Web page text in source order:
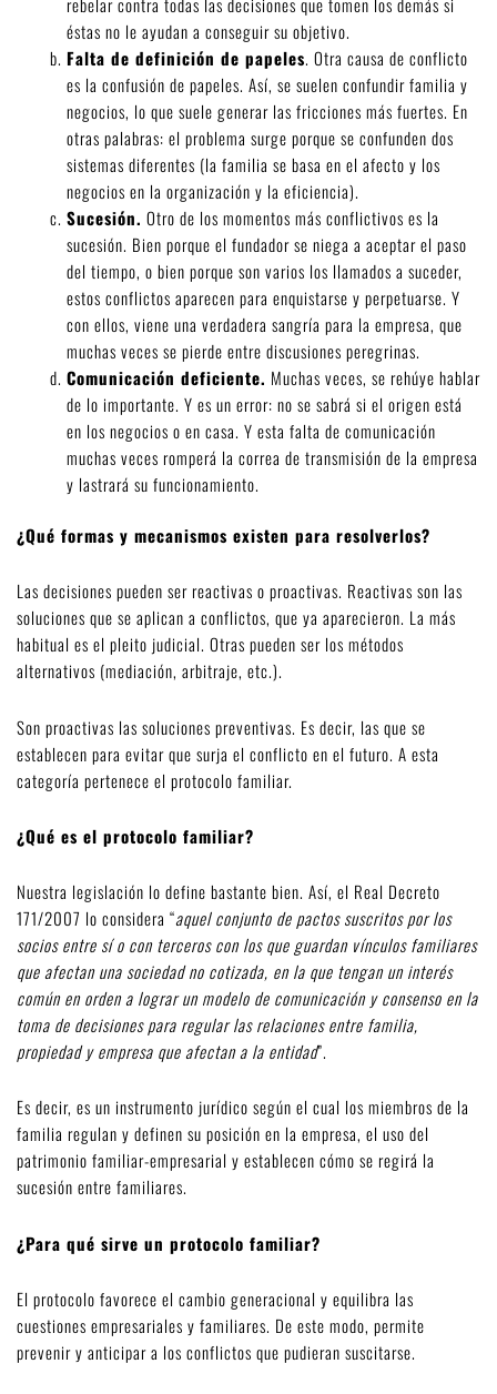
éstas no le ayudan a conseguir su objetivo.
Falta de definición de papeles. Otra causa de conflicto
es la confusión de papeles. Así, se suelen confundir familia y
negocios, lo que suele generar las fricciones más fuertes. En
otras palabras: el problema surge porque se confunden dos
sistemas diferentes (la familia se basa en el afecto y los
negocios en la organización y la eficiencia).
Sucesión. Otro de los momentos más conflictivos es la
sucesión. Bien porque el fundador se niega a aceptar el paso
del tiempo, o bien porque son varios los llamados a suceder,
estos conflictos aparecen para enquistarse y perpetuarse. Y
con ellos, viene una verdadera sangría para la empresa, que
muchas veces se pierde entre discusiones peregrinas.
Comunicación deficiente. Muchas veces, se rehúye hablar
de lo importante. Y es un error: no se sabrá si el origen está
en los negocios o en casa. Y esta falta de comunicación
muchas veces romperá la correa de transmisión de la empresa
y lastrará su funcionamiento.
¿Qué formas y mecanismos existen para resolverlos?
Las decisiones pueden ser reactivas o proactivas. Reactivas son las
soluciones que se aplican a conflictos, que ya aparecieron. La más
habitual es el pleito judicial. Otras pueden ser los métodos
alternativos (mediación, arbitraje, etc.).
Son proactivas las soluciones preventivas. Es decir, las que se
establecen para evitar que surja el conflicto en el futuro. A esta
categoría pertenece el protocolo familiar.
¿Qué es el protocolo familiar?
Nuestra legislación lo define bastante bien. Así, el Real Decreto
171/2007 lo considera “aquel conjunto de pactos suscritos por los
socios entre sí o con terceros con los que guardan vínculos familiares
que afectan una sociedad no cotizada, en la que tengan un interés
común en orden a lograr un modelo de comunicación y consenso en la
toma de decisiones para regular las relaciones entre familia,
propiedad y empresa que afectan a la entidad”.
Es decir, es un instrumento jurídico según el cual los miembros de la
familia regulan y definen su posición en la empresa, el uso del
patrimonio familiar-empresarial y establecen cómo se regirá la
sucesión entre familiares.
¿Para qué sirve un protocolo familiar?
El protocolo favorece el cambio generacional y equilibra las
cuestiones empresariales y familiares. De este modo, permite
prevenir y anticipar a los conflictos que pudieran suscitarse.